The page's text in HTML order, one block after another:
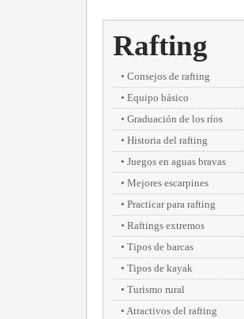
Rafting
Consejos de rafting
Equipo básico
Graduación de los ríos
Historia del rafting
Juegos en aguas bravas
Mejores escarpines
Practicar para rafting
Raftings extremos
Tipos de barcas
Tipos de kayak
Turismo rural
Atractivos del rafting